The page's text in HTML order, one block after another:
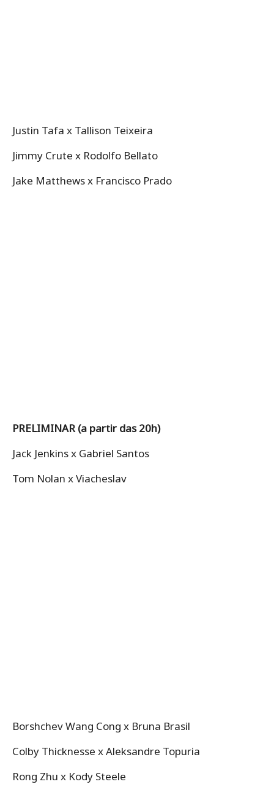
Justin Tafa x Tallison Teixeira
Jimmy Crute x Rodolfo Bellato
Jake Matthews x Francisco Prado
PRELIMINAR (a partir das 20h)
Jack Jenkins x Gabriel Santos
Tom Nolan x Viacheslav
Borshchev Wang Cong x Bruna Brasil
Colby Thicknesse x Aleksandre Topuria
Rong Zhu x Kody Steele